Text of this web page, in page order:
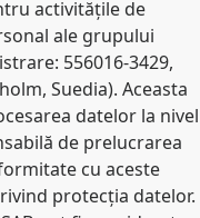
activitățile de
ale grupului
556016-3429,
Suedia). Aceasta
datelor la nivel
de prelucrarea
cu aceste
protecția datelor.